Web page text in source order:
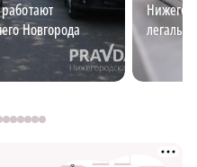
Новгорода